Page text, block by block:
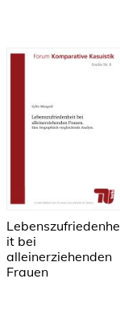
Lebenszufriedenhe
it bei
alleinerziehenden
Frauen